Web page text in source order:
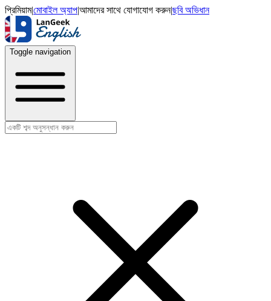
প্রিমিয়াম|মোবাইল অ্যাপ|আমাদের সাথে যোগাযোগ করুন|ছবি অভিধান
Toggle navigation